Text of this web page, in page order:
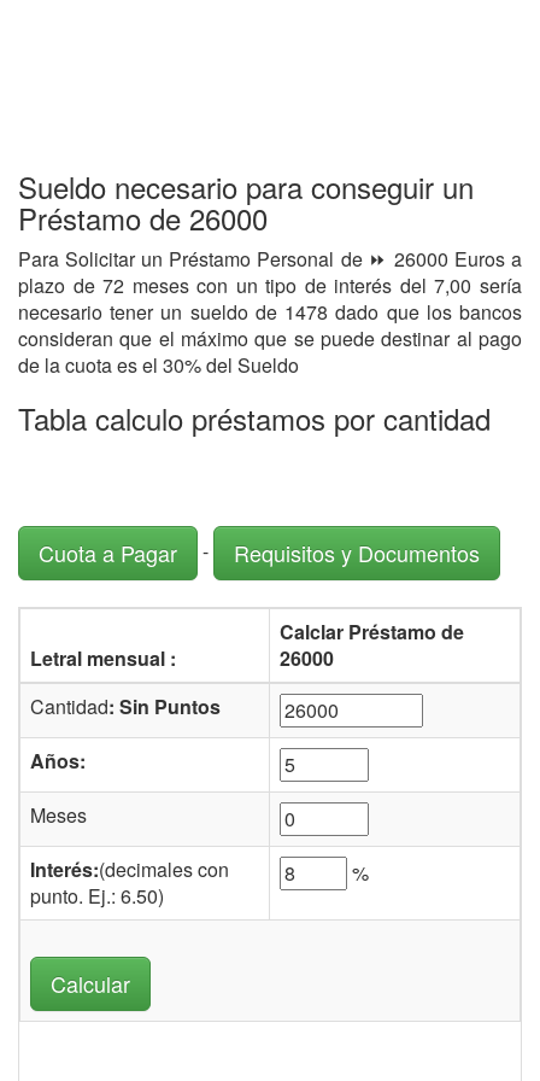
Sueldo necesario para conseguir un
Préstamo de 26000
Para Solicitar un Préstamo Personal de ⏩ 26000 Euros a
plazo de 72 meses con un tipo de interés del 7,00 sería
necesario tener un sueldo de 1478 dado que los bancos
consideran que el máximo que se puede destinar al pago
de la cuota es el 30% del Sueldo
Tabla calculo préstamos por cantidad
Cuota a Pagar - Requisitos y Documentos
Letral mensual :
Calclar Préstamo de
26000
Cantidad: Sin Puntos
Años:
Meses
Interés:(decimales con
punto. Ej.: 6.50)
%